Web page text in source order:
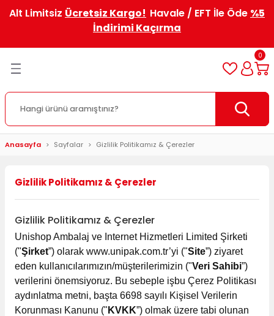
Alt Limitsiz Ücretsiz Kargo! Havale / EFT İle Öde %5
İndirimi Kaçırma
Geri Dön
Geri Dön
Kargo
ve Kitap Kutuları
Özel Baskılı Kutular ve
Geri Dön
Patpatlar
Geri Dön
Geri Dön
Geri Dön
Geri Dön
Raf Sistemleri
Geri Dön
Geri Dön
Geri Dön
0
Anasayfa Sayfalar Gizlilik Politikamız & Çerezler
Gizlilik Politikamız & Çerezler
Gizlilik Politikamız & Çerezler
Unishop Ambalaj ve Internet Hizmetleri Limited Şirketi
("Şirket”) olarak www.unipak.com.tr’yi ("Site”) ziyaret
eden kullanıcılarımızın/müşterilerimizin ("Veri Sahibi”)
verilerini önemsiyoruz. Bu sebeple işbu Çerez Politikası
aydınlatma metni, başta 6698 sayılı Kişisel Verilerin
Korunması Kanunu (" KVKK”) olmak üzere tabi olunan